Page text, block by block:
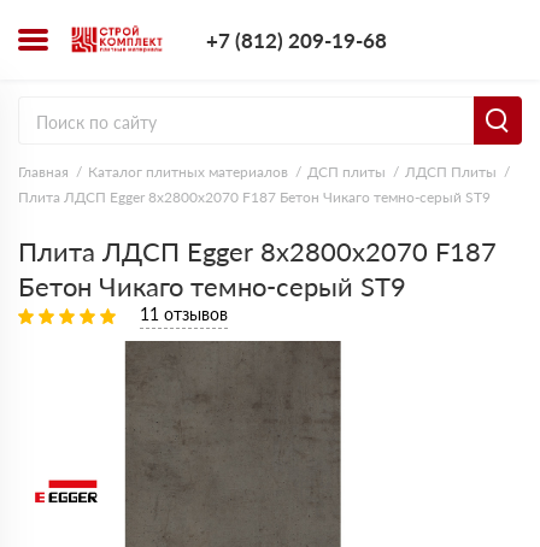
+7 (812) 209-19-68
Главная Каталог плитных материалов ДСП плиты
ЛДСП Плиты
Плита ЛДСП Egger 8х2800х2070 F187 Бетон Чикаго темно-серый ST9
Плита ЛДСП Egger 8х2800х2070 F187
Бетон Чикаго темно-серый ST9
11 отзывов